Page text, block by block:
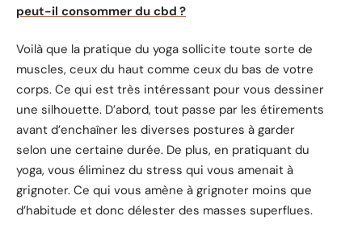
peut-il consommer du cbd ?
Voilà que la pratique du yoga sollicite toute sorte de
muscles, ceux du haut comme ceux du bas de votre
corps. Ce qui est très intéressant pour vous dessiner
une silhouette. D’abord, tout passe par les étirements
avant d’enchaîner les diverses postures à garder
selon une certaine durée. De plus, en pratiquant du
yoga, vous éliminez du stress qui vous amenait à
grignoter. Ce qui vous amène à grignoter moins que
d’habitude et donc délester des masses superflues.